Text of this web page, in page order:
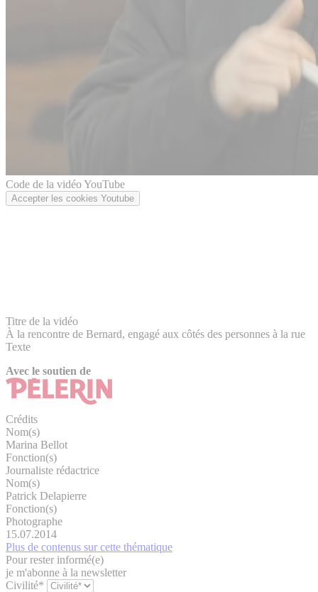
Code de la vidéo YouTube
Accepter les cookies Youtube
Titre de la vidéo
À la rencontre de Bernard, engagé aux côtés des personnes à la rue
Texte
Avec le soutien de
Crédits
Nom(s)
Marina Bellot
Fonction(s)
Journaliste rédactrice
Nom(s)
Patrick Delapierre
Fonction(s)
Photographe
15.07.2014
Plus de contenus sur cette thématique
Pour rester informé(e)
je m'abonne à la newsletter
Civilité*